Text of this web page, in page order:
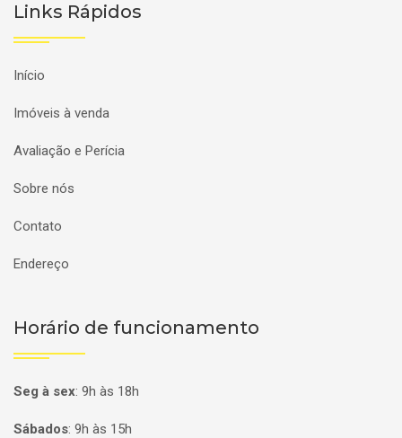
Links Rápidos
Início
Imóveis à venda
Avaliação e Perícia
Sobre nós
Contato
Endereço
Horário de funcionamento
Seg à sex: 9h às 18h
Sábados: 9h às 15h